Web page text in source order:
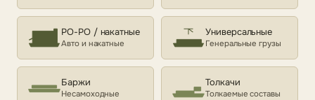
РО-РО / накатные
Авто и накатные
Универсальные
Генеральные грузы
Баржи
Несамоходные
Толкачи
Толкаемые составы